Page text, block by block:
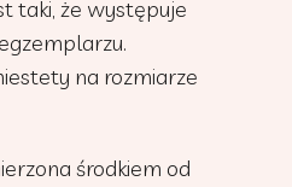
taki, że występuje
na rozmiarze
środkiem od